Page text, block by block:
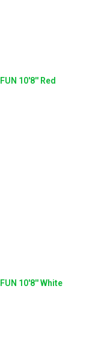
FUN 10'8'' Red
FUN 10'8'' White